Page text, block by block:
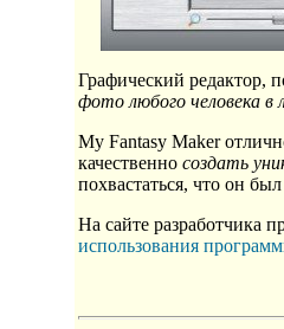
Графический редактор,
фото любого человека в
My Fantasy Maker
качественно создать
похвастаться, что он
На сайте разработчика
использования